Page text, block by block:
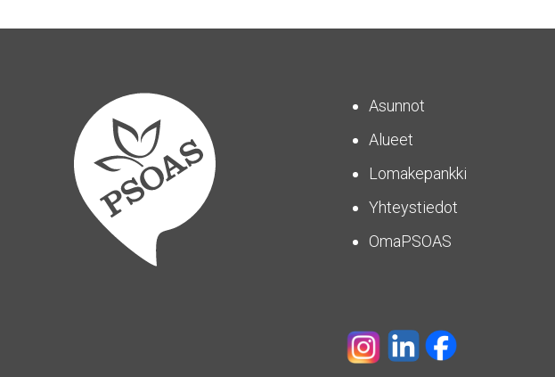
Asunnot
Alueet
Lomakepankki
Yhteystiedot
OmaPSOAS